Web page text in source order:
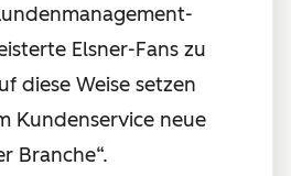
Elsner-Fans zu
diese Weise setzen
Kundenservice neue
Branche“.